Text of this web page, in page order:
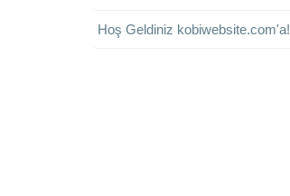
Hoş Geldiniz kobiwebsite.com'a!